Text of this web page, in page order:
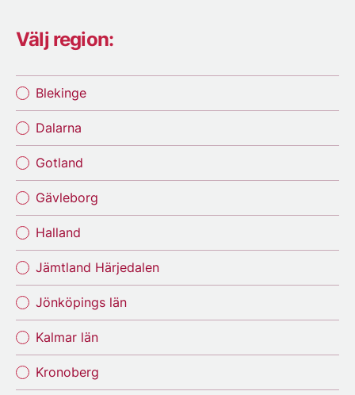
Välj region:
Blekinge
Dalarna
Gotland
Gävleborg
Halland
Jämtland Härjedalen
Jönköpings län
Kalmar län
Kronoberg